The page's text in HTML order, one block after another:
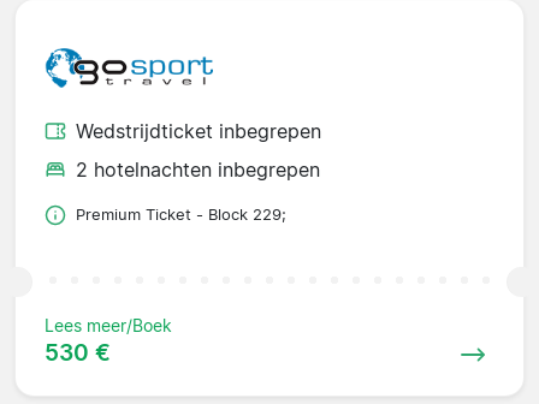
Wedstrijdticket inbegrepen
2 hotelnachten inbegrepen
Premium Ticket - Block 229;
Lees meer/Boek
530 €